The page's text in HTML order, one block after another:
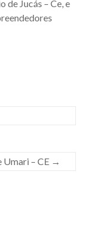
de Jucás – Ce, e
Umari – CE →